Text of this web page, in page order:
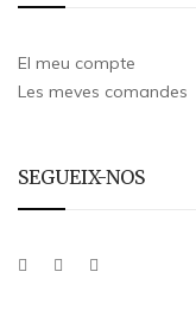
El meu compte
Les meves comandes
SEGUEIX-NOS